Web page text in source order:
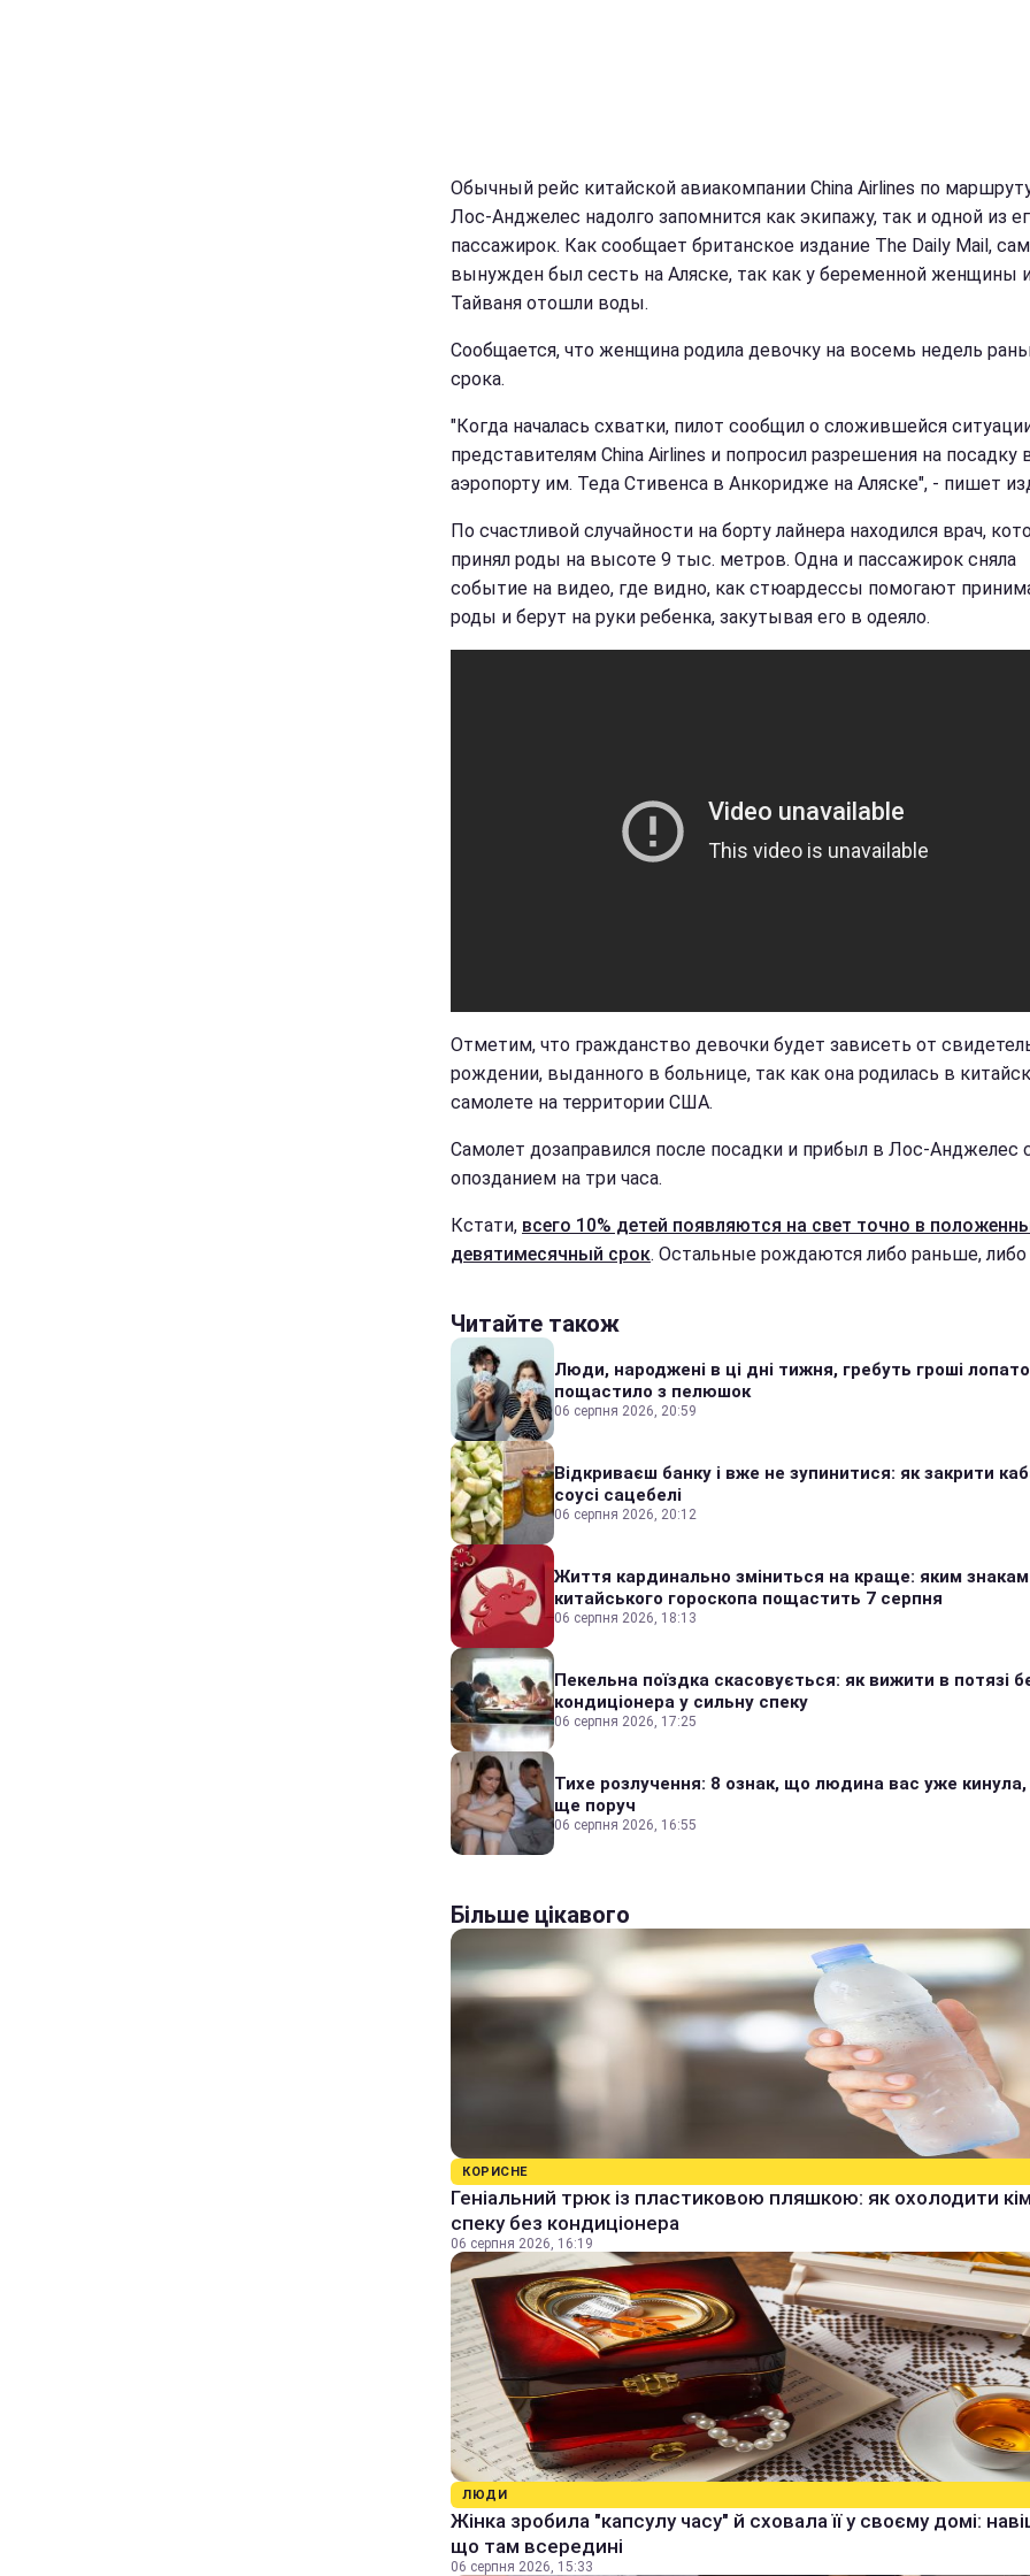
Обычный рейс китайской авиакомпании China Airlines по
Лос-Анджелес надолго запомнится как экипажу, так и одной из
пассажирок. Как сообщает британское издание The Daily Mail,
вынужден был сесть на Аляске, так как у беременной женщины
Тайваня отошли воды.
Сообщается, что женщина родила девочку на восемь недель
срока.
"Когда началась схватки, пилот сообщил о сложившейся
представителям China Airlines и попросил разрешения на посадку
аэропорту им. Теда Стивенса в Анкоридже на Аляске", - пишет
По счастливой случайности на борту лайнера находился врач,
принял роды на высоте 9 тыс. метров. Одна и пассажирок сняла
событие на видео, где видно, как стюардессы помогают
роды и берут на руки ребенка, закутывая его в одеяло.
Отметим, что гражданство девочки будет зависеть от
рождении, выданного в больнице, так как она родилась в
самолете на территории США.
Самолет дозаправился после посадки и прибыл в Лос-Анджелес
опозданием на три часа.
Кстати, всего 10% детей появляются на свет точно в
девятимесячный срок. Остальные рождаются либо раньше,
Читайте також
Люди, народжені в ці дні тижня, гребуть гроші
пощастило з пелюшок
06 серпня 2026, 20:59
Відкриваєш банку і вже не зупинитися: як закрити
соусі сацебелі
06 серпня 2026, 20:12
Життя кардинально зміниться на краще: яким знакам
китайського гороскопа пощастить 7 серпня
06 серпня 2026, 18:13
Пекельна поїздка скасовується: як вижити в потязі
кондиціонера у сильну спеку
06 серпня 2026, 17:25
Тихе розлучення: 8 ознак, що людина вас уже кинула,
ще поруч
06 серпня 2026, 16:55
Більше цікавого
КОРИСНЕ
Геніальний трюк із пластиковою пляшкою: як охолодити
спеку без кондиціонера
06 серпня 2026, 16:19
ЛЮДИ
Жінка зробила "капсулу часу" й сховала її у своєму домі:
що там всередині
06 серпня 2026, 15:33